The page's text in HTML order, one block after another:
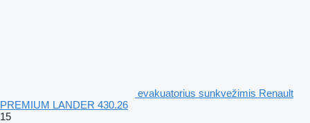
evakuatorius sunkvežimis Renault
PREMIUM LANDER 430.26
15